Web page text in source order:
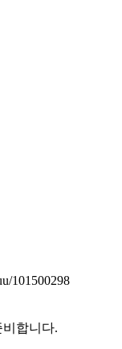
101500298
합니다.